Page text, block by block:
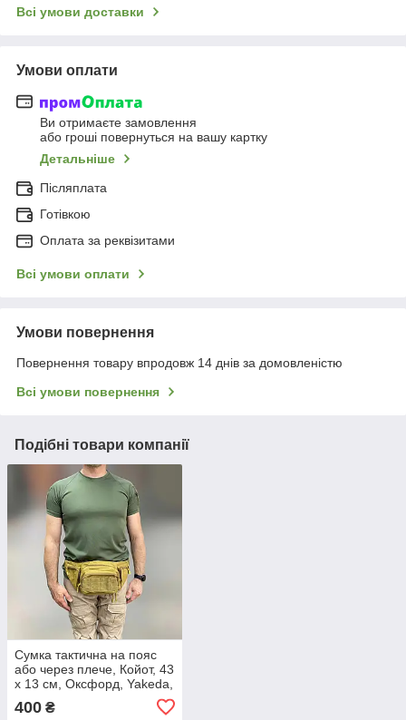
Всі умови доставки
Умови оплати
Ви отримаєте замовлення
або гроші повернуться на вашу картку
Детальніше
Післяплата
Готівкою
Оплата за реквізитами
Всі умови оплати
Умови повернення
Повернення товару впродовж 14 днів за домовленістю
Всі умови повернення
Подібні товари компанії
Сумка тактична на пояс
або через плече, Койот, 43
х 13 см, Оксфорд, Yakeda,
пояс
400 ₴